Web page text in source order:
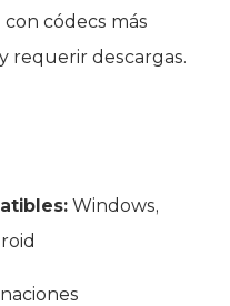
códecs más
requerir descargas.
Windows,